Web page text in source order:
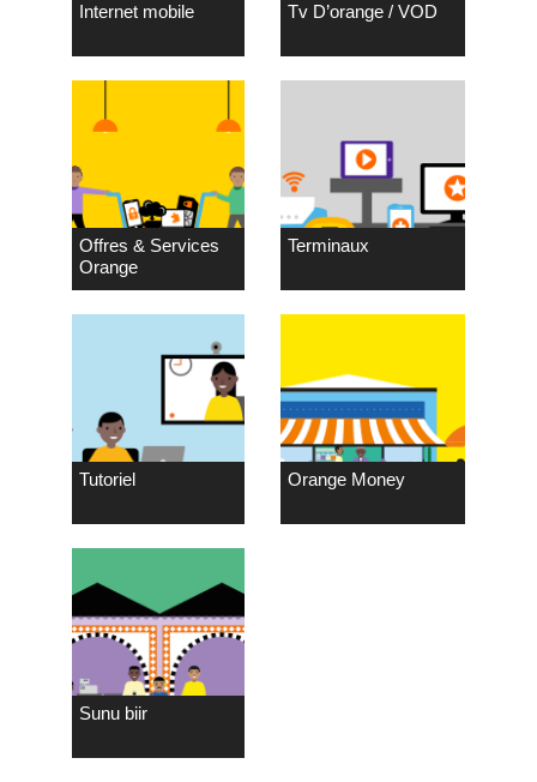
Internet mobile Tv D’orange / VOD
Offres & Services
Orange
Terminaux
Tutoriel Orange Money
Sunu biir